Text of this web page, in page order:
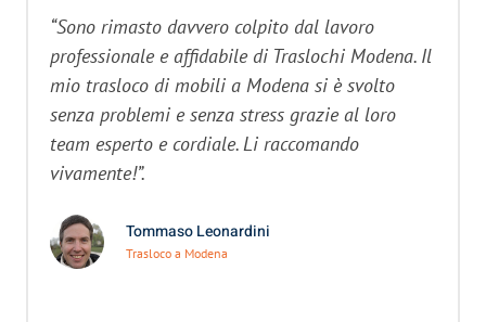
“Sono rimasto davvero colpito dal lavoro
professionale e affidabile di Traslochi Modena. Il
mio trasloco di mobili a Modena si è svolto
senza problemi e senza stress grazie al loro
team esperto e cordiale. Li raccomando
vivamente!”.
Tommaso Leonardini
Trasloco a Modena